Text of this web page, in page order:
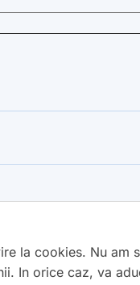
Adauga in
la cookies. Nu am
In orice caz, va